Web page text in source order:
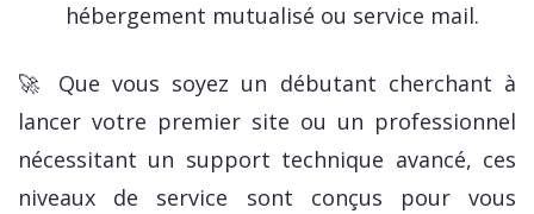
hébergement mutualisé ou service mail.
🚀 Que vous soyez un débutant cherchant à
lancer votre premier site ou un professionnel
nécessitant un support technique avancé, ces
niveaux de service sont conçus pour vous